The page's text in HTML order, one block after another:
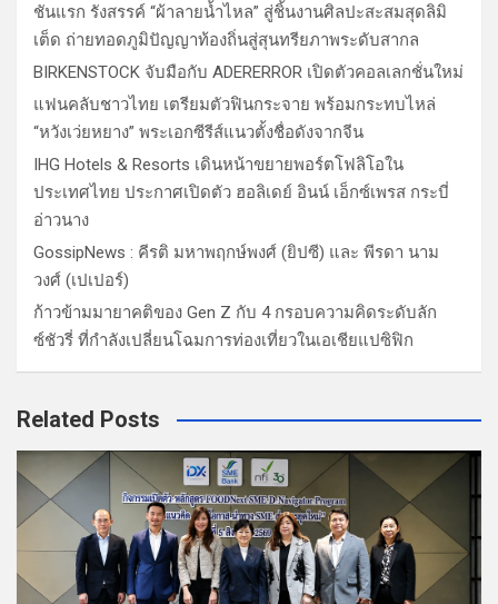
ชันแรก รังสรรค์ “ผ้าลายน้ำไหล” สู่ชิ้นงานศิลปะสะสมสุดลิมิ
เต็ด ถ่ายทอดภูมิปัญญาท้องถิ่นสู่สุนทรียภาพระดับสากล
BIRKENSTOCK จับมือกับ ADERERROR เปิดตัวคอลเลกชั่นใหม่
แฟนคลับชาวไทย เตรียมตัวฟินกระจาย พร้อมกระทบไหล่
“หวังเว่ยหยาง” พระเอกซีรีส์แนวตั้งชื่อดังจากจีน
IHG Hotels & Resorts เดินหน้าขยายพอร์ตโฟลิโอใน
ประเทศไทย ประกาศเปิดตัว ฮอลิเดย์ อินน์ เอ็กซ์เพรส กระบี่
อ่าวนาง
GossipNews : คีรติ มหาพฤกษ์พงศ์ (ยิปซี) และ พีรดา นาม
วงศ์ (เปเปอร์)
ก้าวข้ามมายาคติของ Gen Z กับ 4 กรอบความคิดระดับลัก
ซ์ชัวรี่ ที่กำลังเปลี่ยนโฉมการท่องเที่ยวในเอเชียแปซิฟิก
Related Posts